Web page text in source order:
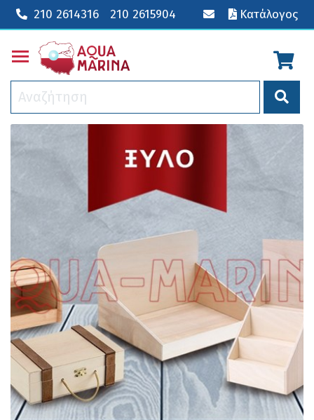
210 2614316 210 2615904 Κατάλογος
Toggle main menu visibility